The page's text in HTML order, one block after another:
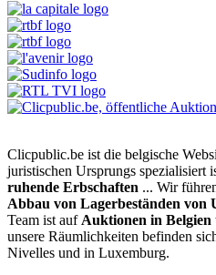
Clicpublic.be ist die belgische
juristischen Ursprungs spezialisiert
ruhende Erbschaften ... Wir
Abbau von Lagerbeständen von
Team ist aufAuktionen in
unsere Räumlichkeiten befinden
Nivelles und in Luxemburg.